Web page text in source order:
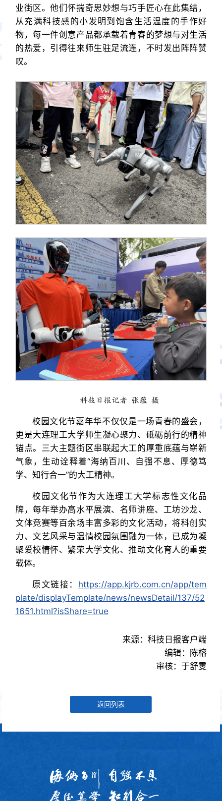
业街区。他们怀揣奇思妙想与巧手匠心在此集结，
从充满科技感的小发明到饱含生活温度的手作好
物，每一件创意产品都承载着青春的梦想与对生活
的热爱，引得往来师生驻足流连，不时发出阵阵赞
叹。
科技日报记者 张蕴 摄
校园文化节嘉年华不仅仅是一场青春的盛会，
更是大连理工大学师生凝心聚力、砥砺前行的精神
锚点。三大主题街区串联起大工的厚重底蕴与崭新
气象，生动诠释着“海纳百川、自强不息、厚德笃
学、知行合一”的大工精神。
校园文化节作为大连理工大学标志性文化品
牌，每年举办高水平展演、名师讲座、工坊沙龙、
文体竞赛等百余场丰富多彩的文化活动，将科创实
力、文艺风采与温情校园氛围融为一体，已成为凝
聚爱校情怀、繁荣大学文化、推动文化育人的重要
载体。
原文链接： https://app.kjrb.com.cn/app/tem
plate/displayTemplate/news/newsDetail/137/52
1651.html?isShare=true
来源：科技日报客户端
编辑：陈榕
审核：于舒雯
返回列表